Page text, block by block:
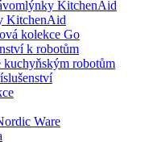
KitchenAid
KitchenAid
kolekce Go
k robotům
kuchyňským robotům
Ware